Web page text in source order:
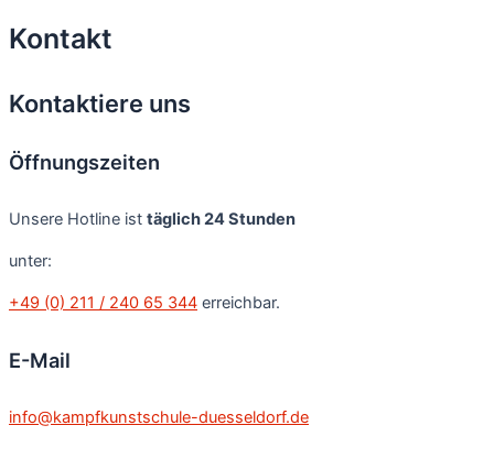
Kontakt
Kontaktiere uns
Öffnungszeiten
Unsere Hotline ist täglich 24 Stunden
unter:
+49 (0) 211 / 240 65 344 erreichbar.
E-Mail
info@kampfkunstschule-duesseldorf.de